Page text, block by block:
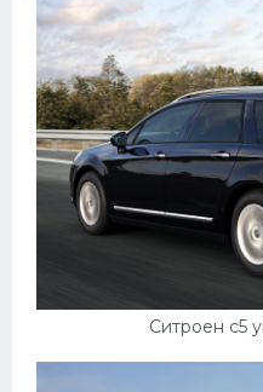
Ситроен с5
Самокаты
Велосипеды
Рено
Прогулочные суда
Хендай
Лимузины
Автобусы
Хонда